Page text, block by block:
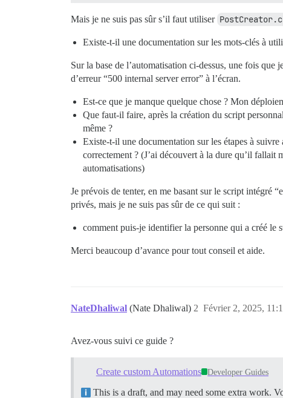
Mais je ne suis pas sûr s’il faut utiliser
Existe-t-il une documentation sur les mots-clés à
Sur la base de l’automatisation ci-dessus, une fois que
d’erreur “500 internal server error” à l’écran.
Est-ce que je manque quelque chose ? Mon
Que faut-il faire, après la création du script
même ?
Existe-t-il une documentation sur les étapes à
correctement ? (J’ai découvert à la dure qu’il fallait
automatisations)
Je prévois de tenter, en me basant sur le script intégré
privés, mais je ne suis pas sûr de ce qui suit :
comment puis-je identifier la personne qui a créé le
Merci beaucoup d’avance pour tout conseil et aide.
NateDhaliwal (Nate Dhaliwal) Février 2, 2025,
2
Avez-vous suivi ce guide ?
Create custom Automations Developer Guides
This is a draft, and may need some extra work.